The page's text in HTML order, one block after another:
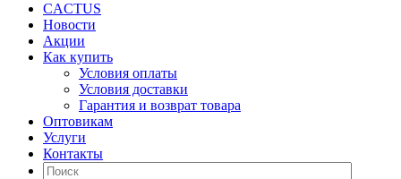
CACTUS
Новости
Акции
Как купить
Условия оплаты
Условия доставки
Гарантия и возврат товара
Оптовикам
Услуги
Контакты